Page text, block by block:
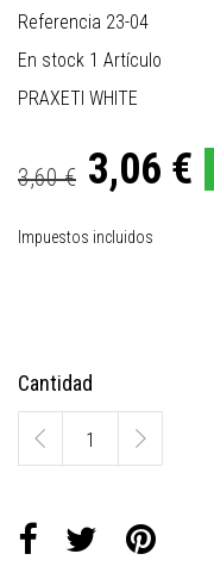
Referencia 23-04
En stock 1 Artículo
PRAXETI WHITE
3,60 € 3,06 €
Impuestos incluidos
Cantidad